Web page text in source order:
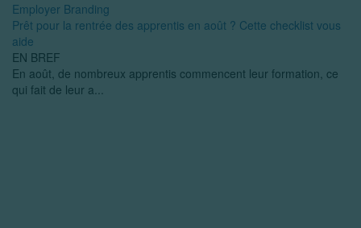
Employer Branding
Prêt pour la rentrée des apprentis en août ? Cette checklist vous
aide
EN BREF
En août, de nombreux apprentis commencent leur formation, ce
qui fait de leur a...